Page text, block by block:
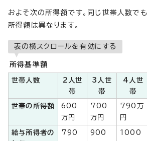
およそ次の所得額です。同じ世帯人数で
所得額は異なります。
表の横スクロールを有効にする
所得基準額
世帯人数
2人世
帯
3人世
帯
4人世
帯
世帯の所得額
600
万円
700
万円
790万
円
給与所得者の
790
900
1000